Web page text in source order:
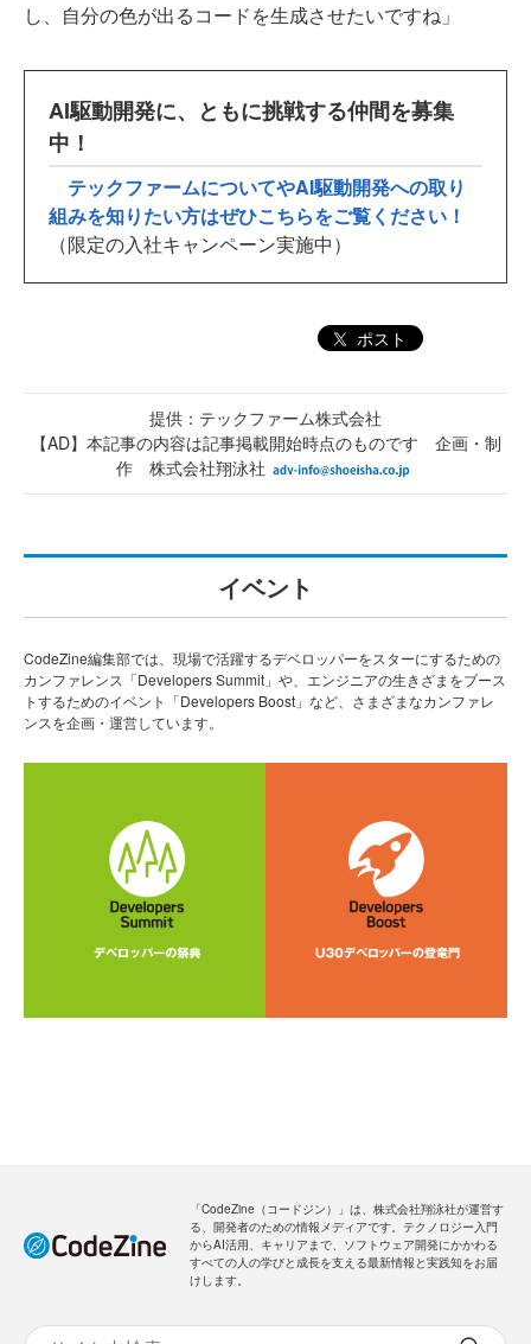
し、自分の色が出るコードを生成させたいですね」
AI駆動開発に、ともに挑戦する仲間を募集
中！
テックファームについてやAI駆動開発への取り
組みを知りたい方はぜひこちらをご覧ください！
（限定の入社キャンペーン実施中）
ポスト
提供：テックファーム株式会社
【AD】本記事の内容は記事掲載開始時点のものです 企画・制
作 株式会社翔泳社
イベント
CodeZine編集部では、現場で活躍するデベロッパーをスターにするための
カンファレンス「Developers Summit」や、エンジニアの生きざまをブース
トするためのイベント「Developers Boost」など、さまざまなカンファレ
ンスを企画・運営しています。
「CodeZine（コードジン）」は、株式会社翔泳社が運営す
る、開発者のための情報メディアです。テクノロジー入門
からAI活用、キャリアまで、ソフトウェア開発にかかわる
すべての人の学びと成長を支える最新情報と実践知をお届
けします。